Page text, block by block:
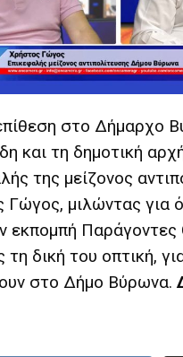
στο Δήμαρχο
και τη δημοτική
της μείζονος
Γώγος, μιλώντας για
εκπομπή Παράγοντες
τη δική του οπτική,
στο Δήμο Βύρωνα.